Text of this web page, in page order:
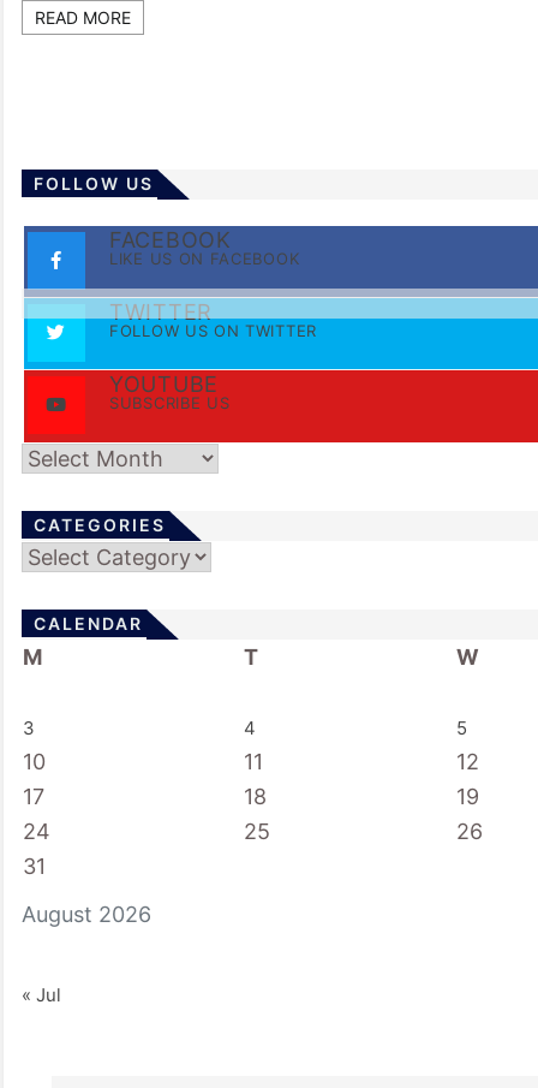
READ MORE
FOLLOW US
FACEBOOK
LIKE US ON FACEBOOK
TWITTER
FOLLOW US ON TWITTER
YOUTUBE
SUBSCRIBE US
Archives
CATEGORIES
Categories
CALENDAR
August 2026
M T W
3 4 5
10 11
12
17
18
19
24
25
26
31
« Jul